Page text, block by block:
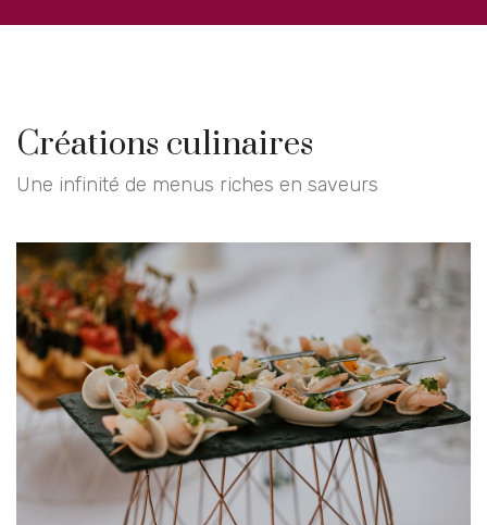
Créations culinaires
Une infinité de menus riches en saveurs